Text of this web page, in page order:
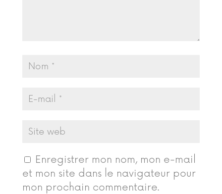
Enregistrer mon nom, mon e-mail
et mon site dans le navigateur pour
mon prochain commentaire.